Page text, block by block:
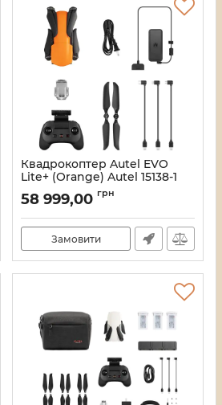
Квадрокоптер Autel EVO
Lite+ (Orange) Autel 15138-1
Артикул:21_13500/15138
58 999,00 грн
Замовити